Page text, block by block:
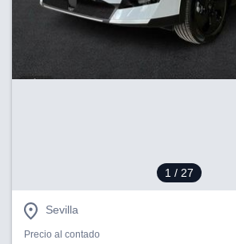
1 / 27
Sevilla
Precio al contado